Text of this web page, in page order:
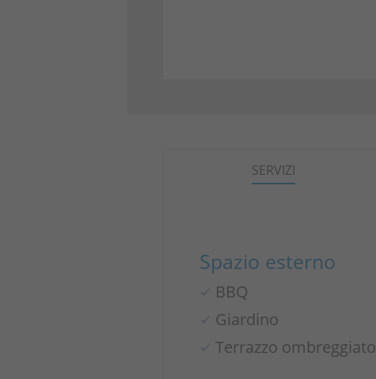
SERVIZI
Spazio esterno
BBQ
Giardino
Terrazzo ombreggiato